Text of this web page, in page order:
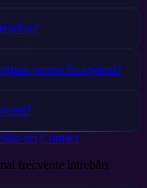
pentru începători?
uri Contact
frecvente întrebări